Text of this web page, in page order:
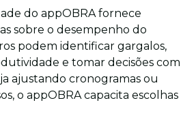
do appOBRA fornece
sobre o desempenho do
podem identificar gargalos,
e tomar decisões com
ajustando cronogramas ou
o appOBRA capacita escolhas